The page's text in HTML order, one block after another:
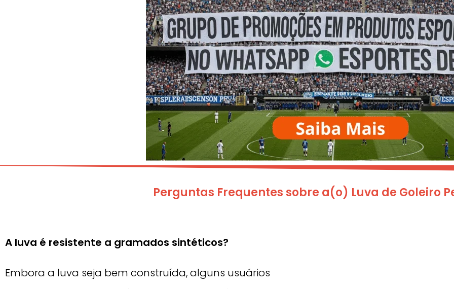
Perguntas Frequentes sobre a(o) Luva de Goleiro
A luva é resistente a gramados sintéticos?
Embora a luva seja bem construída, alguns usuários